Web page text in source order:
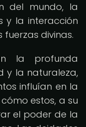
del mundo, la
y la interacción
fuerzas divinas.
la profunda
y la naturaleza,
influían en la
estos, a su
el poder de la